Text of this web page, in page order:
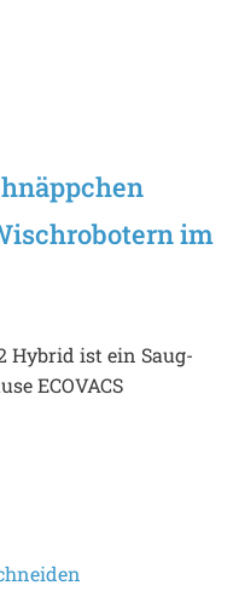
im
Hybrid ist ein Saug-
ECOVACS